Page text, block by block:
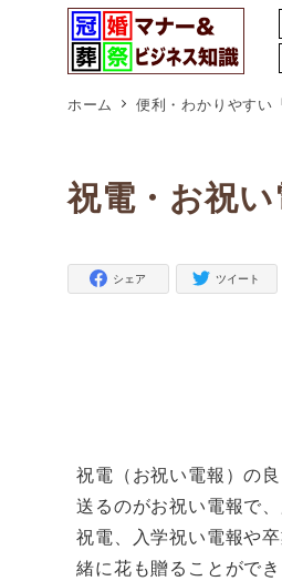
ホーム 便利・わかりやすい
祝電・お祝
シェア ツイート
祝電（お祝い電報）の
送るのがお祝い電報で
祝電、入学祝い電報や
緒に花も贈ることがで